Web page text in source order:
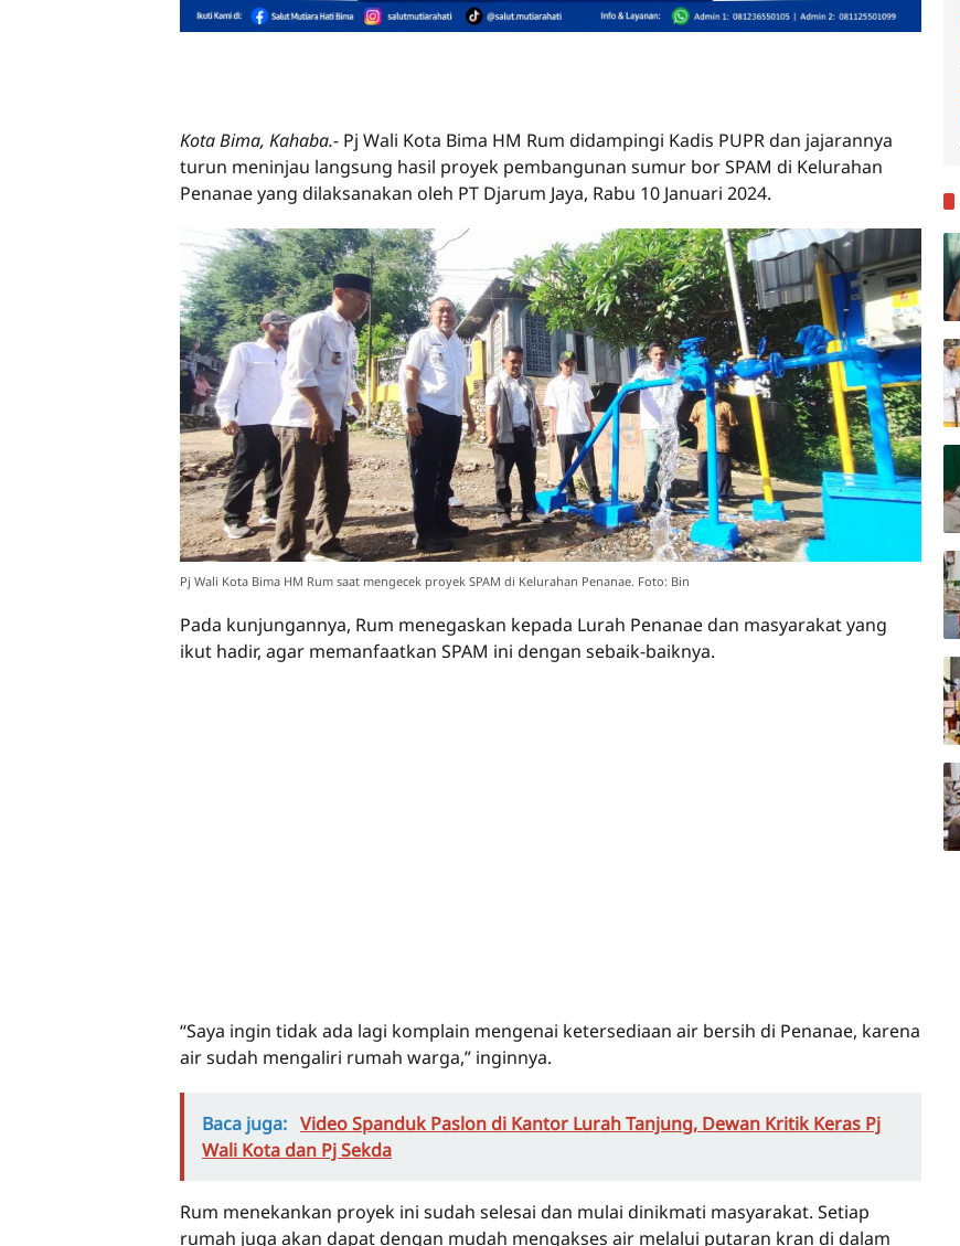
Kota Bima, Kahaba.- Pj Wali Kota Bima HM Rum didampingi Kadis PUPR dan jajarannya
turun meninjau langsung hasil proyek pembangunan sumur bor SPAM di Kelurahan
Penanae yang dilaksanakan oleh PT Djarum Jaya, Rabu 10 Januari 2024.
Pj Wali Kota Bima HM Rum saat mengecek proyek SPAM di Kelurahan Penanae. Foto: Bin
Pada kunjungannya, Rum menegaskan kepada Lurah Penanae dan masyarakat yang
ikut hadir, agar memanfaatkan SPAM ini dengan sebaik-baiknya.
“Saya ingin tidak ada lagi komplain mengenai ketersediaan air bersih di Penanae, karena
air sudah mengaliri rumah warga,” inginnya.
Baca juga: Video Spanduk Paslon di Kantor Lurah Tanjung, Dewan Kritik Keras Pj
Wali Kota dan Pj Sekda
Rum menekankan proyek ini sudah selesai dan mulai dinikmati masyarakat. Setiap
rumah juga akan dapat dengan mudah mengakses air melalui putaran kran di dalam